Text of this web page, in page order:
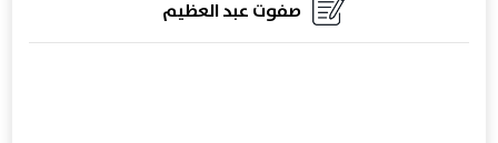
صفوت عبد العظيم